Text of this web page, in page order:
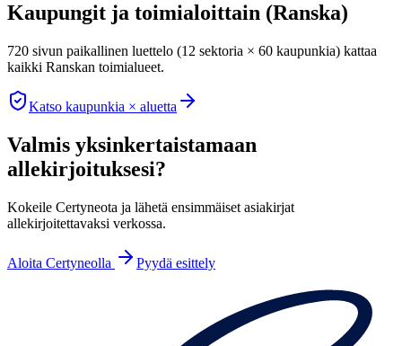
Kaupungit ja toimialoittain (Ranska)
720 sivun paikallinen luettelo (12 sektoria × 60 kaupunkia) kattaa
kaikki Ranskan toimialueet.
Katso kaupunkia × aluetta
Valmis yksinkertaistamaan
allekirjoituksesi?
Kokeile Certyneota ja lähetä ensimmäiset asiakirjat
allekirjoitettavaksi verkossa.
Aloita Certyneolla Pyydä esittely